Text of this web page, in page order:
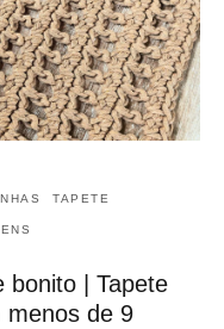
TAPETE
bonito | Tapete
menos de 9